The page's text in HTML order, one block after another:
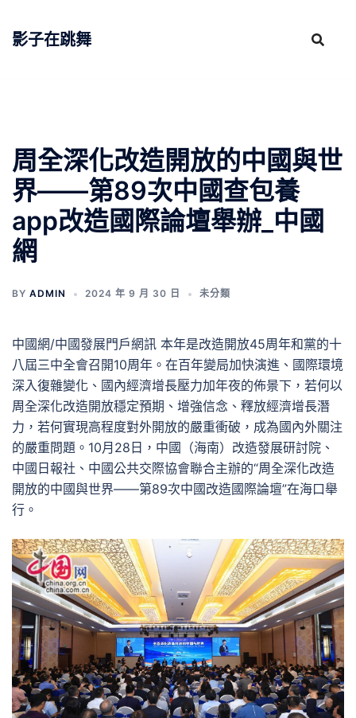
影子在跳舞
周全深化改造開放的中國與世
界——第89次中國查包養
app改造國際論壇舉辦_中國
網
BY ADMIN 2024 年 9 月 30 日 未分類
中國網/中國發展門戶網訊 本年是改造開放45周年和黨的十
八屆三中全會召開10周年。在百年變局加快演進、國際環境
深入復雜變化、國內經濟增長壓力加年夜的佈景下，若何以
周全深化改造開放穩定預期、增強信念、釋放經濟增長潛
力，若何實現高程度對外開放的嚴重衝破，成為國內外關注
的嚴重問題。10月28日，中國（海南）改造發展研討院、
中國日報社、中國公共交際協會聯合主辦的“周全深化改造
開放的中國與世界——第89次中國改造國際論壇”在海口舉
行。